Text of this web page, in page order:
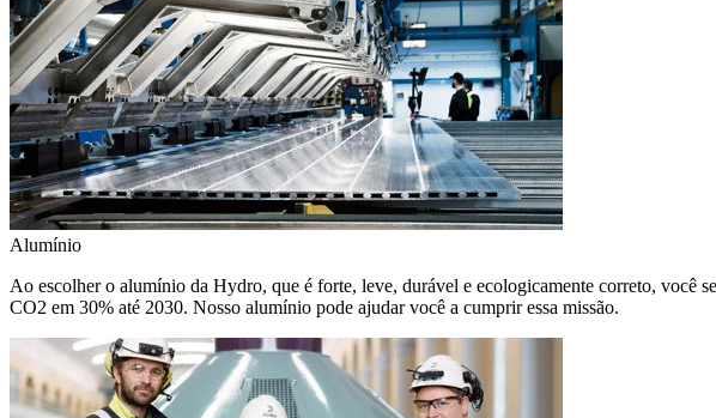
Alumínio
Ao escolher o alumínio da Hydro, que é forte, leve, durável e ecologicamente correto, você
CO2 em 30% até 2030. Nosso alumínio pode ajudar você a cumprir essa missão.